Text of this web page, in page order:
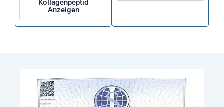
Kollagenpeptid
Anzeigen